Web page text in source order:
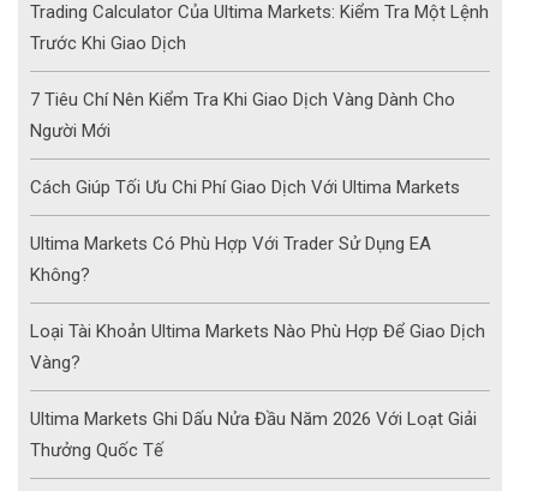
Trading Calculator Của Ultima Markets: Kiểm Tra Một Lệnh
Trước Khi Giao Dịch
7 Tiêu Chí Nên Kiểm Tra Khi Giao Dịch Vàng Dành Cho
Người Mới
Cách Giúp Tối Ưu Chi Phí Giao Dịch Với Ultima Markets
Ultima Markets Có Phù Hợp Với Trader Sử Dụng EA
Không?
Loại Tài Khoản Ultima Markets Nào Phù Hợp Để Giao Dịch
Vàng?
Ultima Markets Ghi Dấu Nửa Đầu Năm 2026 Với Loạt Giải
Thưởng Quốc Tế